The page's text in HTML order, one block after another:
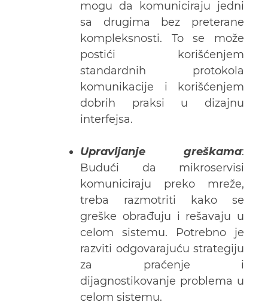
mogu da komuniciraju jedni
sa drugima bez preterane
kompleksnosti. To se može
postići korišćenjem
standardnih protokola
komunikacije i korišćenjem
dobrih praksi u dizajnu
interfejsa.
Upravljanje greškama:
Budući da mikroservisi
komuniciraju preko mreže,
treba razmotriti kako se
greške obrađuju i rešavaju u
celom sistemu. Potrebno je
razviti odgovarajuću strategiju
za praćenje i
dijagnostikovanje problema u
celom sistemu.